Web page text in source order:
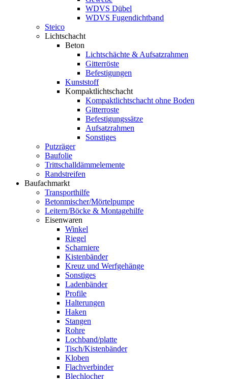
WDVS Dübel
WDVS Fugendichtband
Steico
Lichtschacht
Beton
Lichtschächte & Aufsatzrahmen
Gitterröste
Befestigungen
Kunststoff
Kompaktlichtschacht
Kompaktlichtschacht ohne Boden
Gitterroste
Befestigungssätze
Aufsatzrahmen
Sonstiges
Putzräger
Baufolie
Trittschalldämmelemente
Randstreifen
Baufachmarkt
Transporthilfe
Betonmischer/Mörtelpumpe
Leitern/Böcke & Montagehilfe
Eisenwaren
Winkel
Riegel
Scharniere
Kistenbänder
Kreuz und Werfgehänge
Sonstiges
Ladenbänder
Profile
Halterungen
Haken
Stangen
Rohre
Lochband/platte
Tisch/Kistenbänder
Kloben
Flachverbinder
Blechlocher